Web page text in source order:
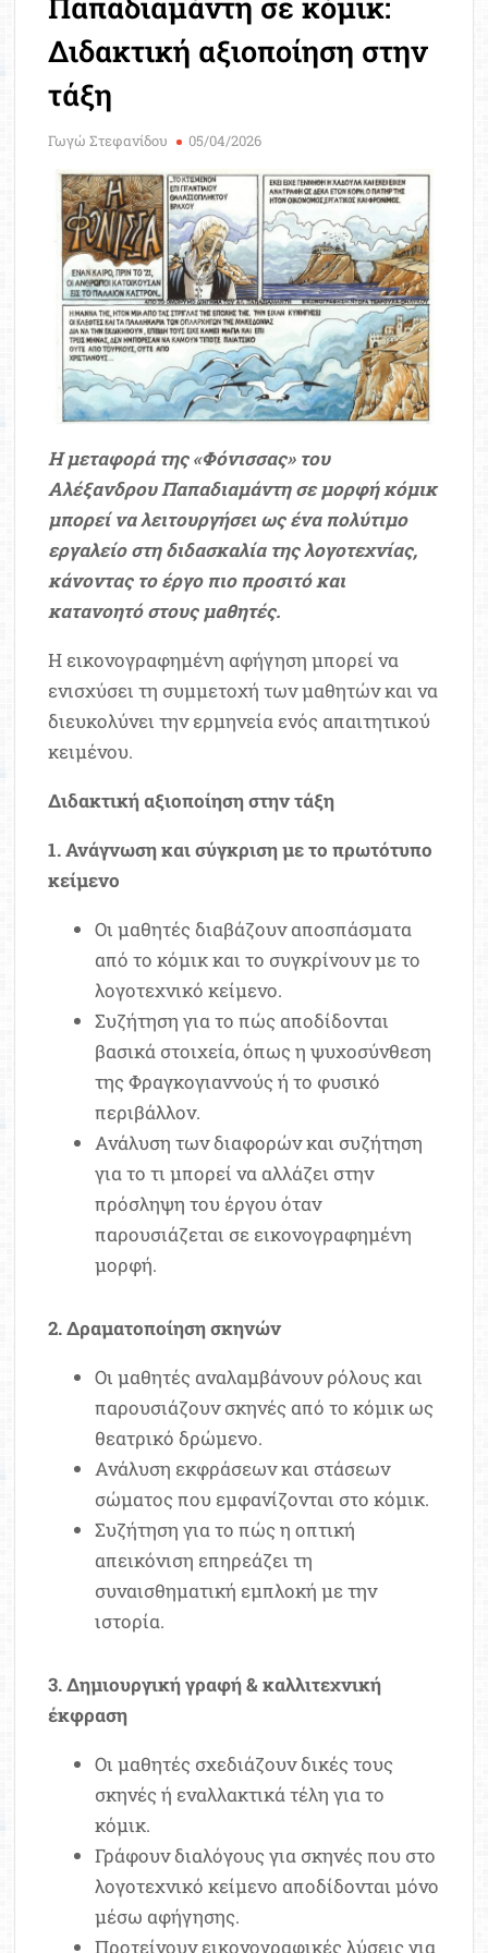
Διδακτική αξιοποίηση στην
τάξη
Γωγώ Στεφανίδου 05/04/2026
Η μεταφορά της «Φόνισσας» του
Αλέξανδρου Παπαδιαμάντη σε μορφή κόμικ
μπορεί να λειτουργήσει ως ένα πολύτιμο
εργαλείο στη διδασκαλία της λογοτεχνίας,
κάνοντας το έργο πιο προσιτό και
κατανοητό στους μαθητές.
Η εικονογραφημένη αφήγηση μπορεί να
ενισχύσει τη συμμετοχή των μαθητών και να
διευκολύνει την ερμηνεία ενός απαιτητικού
κειμένου.
Διδακτική αξιοποίηση στην τάξη
1. Ανάγνωση και σύγκριση με το πρωτότυπο
κείμενο
Οι μαθητές διαβάζουν αποσπάσματα
από το κόμικ και το συγκρίνουν με το
λογοτεχνικό κείμενο.
Συζήτηση για το πώς αποδίδονται
βασικά στοιχεία, όπως η ψυχοσύνθεση
της Φραγκογιαννούς ή το φυσικό
περιβάλλον.
Ανάλυση των διαφορών και συζήτηση
για το τι μπορεί να αλλάζει στην
πρόσληψη του έργου όταν
παρουσιάζεται σε εικονογραφημένη
μορφή.
2. Δραματοποίηση σκηνών
Οι μαθητές αναλαμβάνουν ρόλους και
παρουσιάζουν σκηνές από το κόμικ ως
θεατρικό δρώμενο.
Ανάλυση εκφράσεων και στάσεων
σώματος που εμφανίζονται στο κόμικ.
Συζήτηση για το πώς η οπτική
απεικόνιση επηρεάζει τη
συναισθηματική εμπλοκή με την
ιστορία.
3. Δημιουργική γραφή & καλλιτεχνική
έκφραση
Οι μαθητές σχεδιάζουν δικές τους
σκηνές ή εναλλακτικά τέλη για το
κόμικ.
Γράφουν διαλόγους για σκηνές που στο
λογοτεχνικό κείμενο αποδίδονται μόνο
μέσω αφήγησης.
Προτείνουν εικονογραφικές λύσεις για